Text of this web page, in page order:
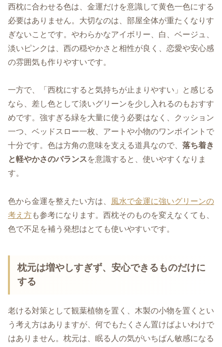
西枕に合わせる色は、金運だけを意識して黄色一色にする
必要はありません。大切なのは、部屋全体が重たくなりす
ぎないことです。やわらかなアイボリー、白、ベージュ、
淡いピンクは、西の穏やかさと相性が良く、恋愛や安心感
の雰囲気も作りやすいです。
一方で、「西枕にすると気持ちが止まりやすい」と感じる
なら、差し色として淡いグリーンを少し入れるのもおすす
めです。強すぎる緑を大量に使う必要はなく、クッション
一つ、ベッドスロー一枚、アートや小物のワンポイントで
十分です。色は方角の意味を支える道具なので、 落ち着き
と軽やかさのバランスを意識すると、使いやすくなりま
す。
色から金運を整えたい方は、
風水で金運に強いグリーンの
考え方も参考になります。西枕そのものを変えなくても、
色で不足を補う発想はとても使いやすいです。
枕元は増やしすぎず、安心できるものだけに
する
老ける対策として観葉植物を置く、木製の小物を置くとい
う考え方はありますが、何でもたくさん置けばよいわけで
はありません。枕元は、眠る人の気がいちばん敏感になる